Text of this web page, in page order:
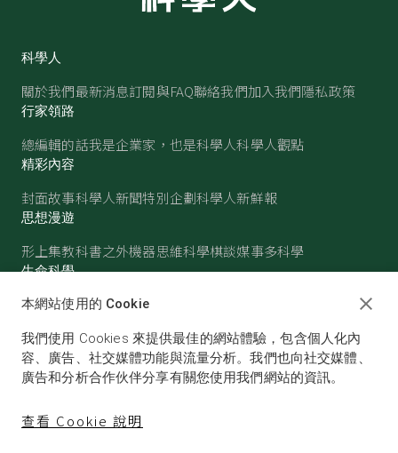
科學人
關於我們最新消息訂閱與FAQ聯絡我們加入我們隱私政策
行家領路
總編輯的話我是企業家，也是科學人科學人觀點
精彩內容
封面故事科學人新聞特別企劃科學人新鮮報
思想漫遊
形上集教科書之外機器思維科學棋談媒事多科學
生命科學
醫學古生物心理學生態學
物理 化學地球科學天文
本網站使用的 Cookie
我們使用 Cookies 來提供最佳的網站體驗，包含個人化內
容、廣告、社交媒體功能與流量分析。我們也向社交媒體、
廣告和分析合作伙伴分享有關您使用我們網站的資訊。
查看 Cookie 說明